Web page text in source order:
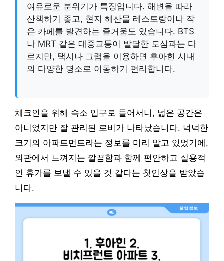
여유로운 분위기가 특징입니다. 해변을 따라
산책하기 좋고, 현지 해산물 레스토랑이나 작
은 카페를 발견하는 즐거움도 있습니다. BTS
나 MRT 같은 대중교통이 발달한 도심과는 다
르지만, 택시나 그랩을 이용하면 후아힌 시내
의 다양한 명소로 이동하기 편리합니다.
체크인을 위해 숙소 입구로 들어서니, 넓은 공간은
아니었지만 잘 관리된 로비가 나타났습니다. 넉넉한
크기의 아파트먼트라는 정보를 미리 알고 있었기에,
외관에서 느껴지는 깔끔함과 함께 편안하고 실용적
인 휴가를 보낼 수 있을 것 같다는 첫인상을 받았습
니다.